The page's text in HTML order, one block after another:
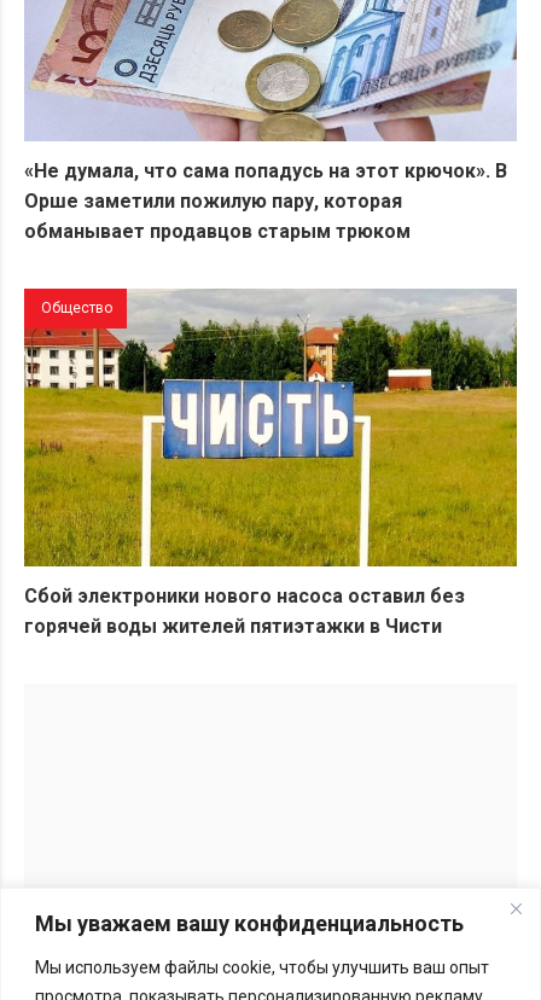
Мы уважаем вашу конфиденциальность
Мы используем файлы cookie, чтобы улучшить ваш опыт
просмотра, показывать персонализированную рекламу
«Не думала, что сама попадусь на этот крючок». В
Орше заметили пожилую пару, которая
обманывает продавцов старым трюком
Общество
Сбой электроники нового насоса оставил без
горячей воды жителей пятиэтажки в Чисти
Перепечатка материалов BGmedia.site возможна только с